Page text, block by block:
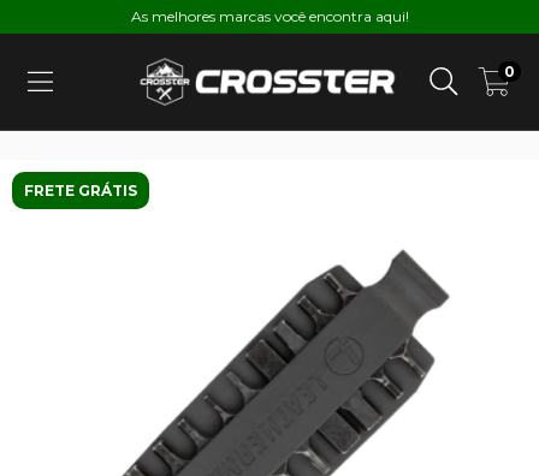
As melhores marcas você encontra aqui!
0
FRETE GRÁTIS